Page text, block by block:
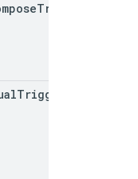
Trigger
Triggers[]